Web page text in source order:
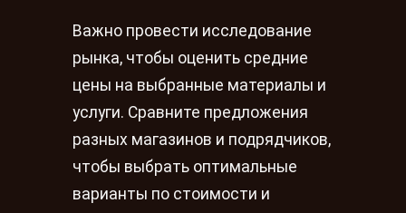
Важно провести исследование
рынка, чтобы оценить средние
цены на выбранные материалы и
услуги. Сравните предложения
разных магазинов и подрядчиков,
чтобы выбрать оптимальные
варианты по стоимости и